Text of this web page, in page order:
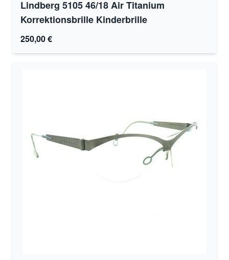
Lindberg 5105 46/18 Air Titanium
Korrektionsbrille Kinderbrille
250,00 €